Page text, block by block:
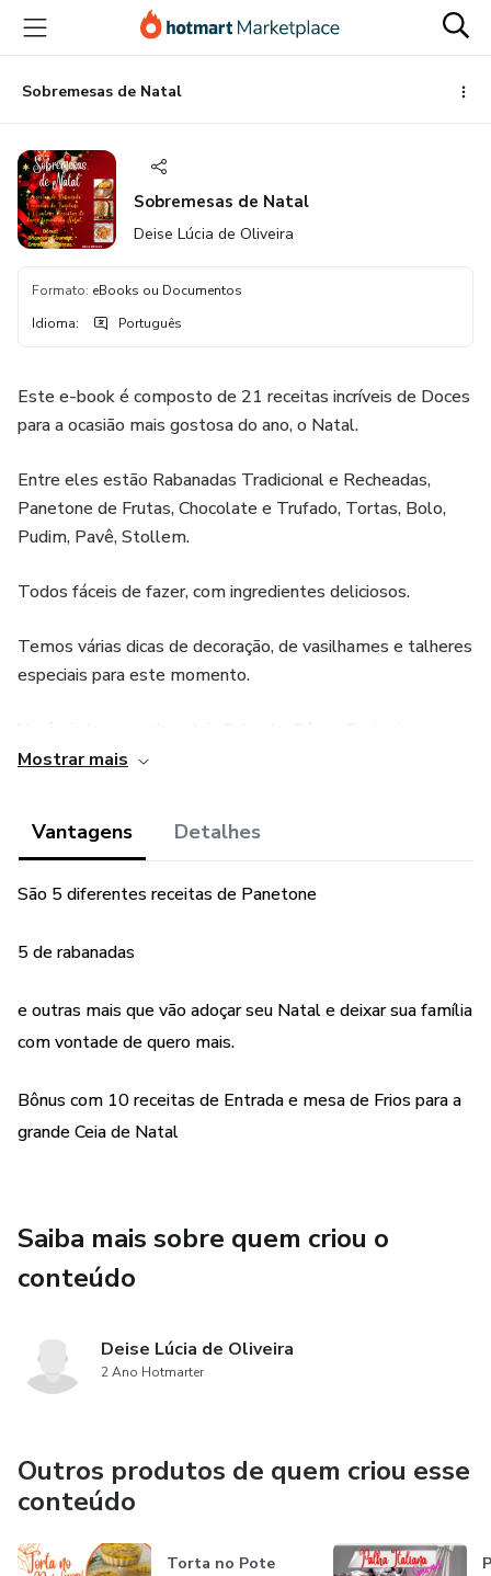
para
conteúdo
principal
para
pagamento
para
rodapéSobremesas de Natal
Sobremesas de Natal
Deise Lúcia de Oliveira
Formato: eBooks ou Documentos
Idioma: Português
Este e-book é composto de 21 receitas incríveis de Doces
para a ocasião mais gostosa do ano, o Natal.
Entre eles estão Rabanadas Tradicional e Recheadas,
Panetone de Frutas, Chocolate e Trufado, Tortas, Bolo,
Pudim, Pavê, Stollem.
Todos fáceis de fazer, com ingredientes deliciosos.
Temos várias dicas de decoração, de vasilhames e talheres
especiais para este momento.
Receitas Deliciosas
*Entradas para a Ceia
Mostrar mais
Vantagens Detalhes
São 5 diferentes receitas de Panetone
5 de rabanadas
e outras mais que vão adoçar seu Natal e deixar sua família
com vontade de quero mais.
Bônus com 10 receitas de Entrada e mesa de Frios para a
grande Ceia de Natal
Saiba mais sobre quem criou o
conteúdo
Deise Lúcia de Oliveira
2 Ano Hotmarter
Outros produtos de quem criou esse
conteúdo
Torta no Pote